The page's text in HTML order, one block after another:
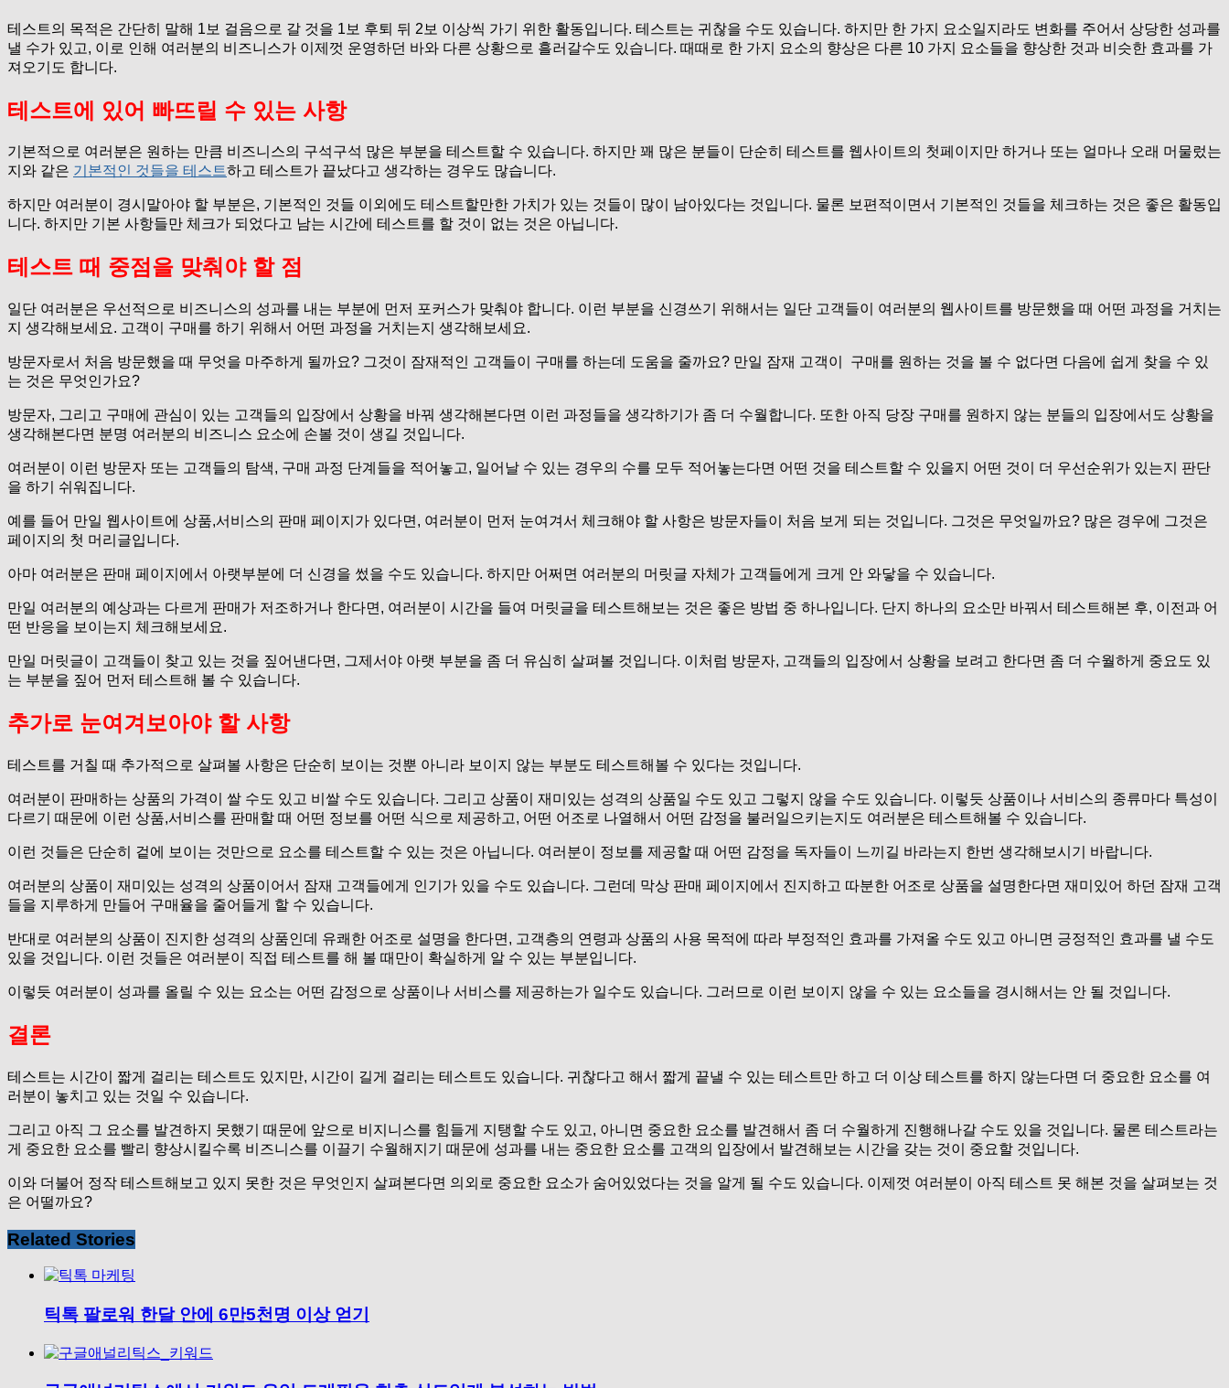
테스트의 목적은 간단히 말해 1보 걸음으로 갈 것을 1보 후퇴 뒤 2보 이상씩 가기 위한 활동입니다. 테스트는 귀찮을 수도 있습니다. 하지만 한 가지 요소일지라도 변화를 주어서 상당한 성과를
낼 수가 있고, 이로 인해 여러분의 비즈니스가 이제껏 운영하던 바와 다른 상황으로 흘러갈수도 있습니다. 때때로 한 가지 요소의 향상은 다른 10 가지 요소들을 향상한 것과 비슷한 효과를 가
져오기도 합니다.
테스트에 있어 빠뜨릴 수 있는 사항
기본적으로 여러분은 원하는 만큼 비즈니스의 구석구석 많은 부분을 테스트할 수 있습니다. 하지만 꽤 많은 분들이 단순히 테스트를 웹사이트의 첫페이지만 하거나 또는 얼마나 오래 머물렀는
지와 같은 기본적인 것들을 테스트하고 테스트가 끝났다고 생각하는 경우도 많습니다.
하지만 여러분이 경시말아야 할 부분은, 기본적인 것들 이외에도 테스트할만한 가치가 있는 것들이 많이 남아있다는 것입니다. 물론 보편적이면서 기본적인 것들을 체크하는 것은 좋은 활동입
니다. 하지만 기본 사항들만 체크가 되었다고 남는 시간에 테스트를 할 것이 없는 것은 아닙니다.
테스트 때 중점을 맞춰야 할 점
일단 여러분은 우선적으로 비즈니스의 성과를 내는 부분에 먼저 포커스가 맞춰야 합니다. 이런 부분을 신경쓰기 위해서는 일단 고객들이 여러분의 웹사이트를 방문했을 때 어떤 과정을 거치는
지 생각해보세요. 고객이 구매를 하기 위해서 어떤 과정을 거치는지 생각해보세요.
방문자로서 처음 방문했을 때 무엇을 마주하게 될까요? 그것이 잠재적인 고객들이 구매를 하는데 도움을 줄까요? 만일 잠재 고객이 구매를 원하는 것을 볼 수 없다면 다음에 쉽게 찾을 수 있
는 것은 무엇인가요?
방문자, 그리고 구매에 관심이 있는 고객들의 입장에서 상황을 바꿔 생각해본다면 이런 과정들을 생각하기가 좀 더 수월합니다. 또한 아직 당장 구매를 원하지 않는 분들의 입장에서도 상황을
생각해본다면 분명 여러분의 비즈니스 요소에 손볼 것이 생길 것입니다.
여러분이 이런 방문자 또는 고객들의 탐색, 구매 과정 단계들을 적어놓고, 일어날 수 있는 경우의 수를 모두 적어놓는다면 어떤 것을 테스트할 수 있을지 어떤 것이 더 우선순위가 있는지 판단
을 하기 쉬워집니다.
예를 들어 만일 웹사이트에 상품,서비스의 판매 페이지가 있다면, 여러분이 먼저 눈여겨서 체크해야 할 사항은 방문자들이 처음 보게 되는 것입니다. 그것은 무엇일까요? 많은 경우에 그것은
페이지의 첫 머리글입니다.
아마 여러분은 판매 페이지에서 아랫부분에 더 신경을 썼을 수도 있습니다. 하지만 어쩌면 여러분의 머릿글 자체가 고객들에게 크게 안 와닿을 수 있습니다.
만일 여러분의 예상과는 다르게 판매가 저조하거나 한다면, 여러분이 시간을 들여 머릿글을 테스트해보는 것은 좋은 방법 중 하나입니다. 단지 하나의 요소만 바꿔서 테스트해본 후, 이전과 어
떤 반응을 보이는지 체크해보세요.
만일 머릿글이 고객들이 찾고 있는 것을 짚어낸다면, 그제서야 아랫 부분을 좀 더 유심히 살펴볼 것입니다. 이처럼 방문자, 고객들의 입장에서 상황을 보려고 한다면 좀 더 수월하게 중요도 있
는 부분을 짚어 먼저 테스트해 볼 수 있습니다.
추가로 눈여겨보아야 할 사항
테스트를 거칠 때 추가적으로 살펴볼 사항은 단순히 보이는 것뿐 아니라 보이지 않는 부분도 테스트해볼 수 있다는 것입니다.
여러분이 판매하는 상품의 가격이 쌀 수도 있고 비쌀 수도 있습니다. 그리고 상품이 재미있는 성격의 상품일 수도 있고 그렇지 않을 수도 있습니다. 이렇듯 상품이나 서비스의 종류마다 특성이
다르기 때문에 이런 상품,서비스를 판매할 때 어떤 정보를 어떤 식으로 제공하고, 어떤 어조로 나열해서 어떤 감정을 불러일으키는지도 여러분은 테스트해볼 수 있습니다.
이런 것들은 단순히 겉에 보이는 것만으로 요소를 테스트할 수 있는 것은 아닙니다. 여러분이 정보를 제공할 때 어떤 감정을 독자들이 느끼길 바라는지 한번 생각해보시기 바랍니다.
여러분의 상품이 재미있는 성격의 상품이어서 잠재 고객들에게 인기가 있을 수도 있습니다. 그런데 막상 판매 페이지에서 진지하고 따분한 어조로 상품을 설명한다면 재미있어 하던 잠재 고객
들을 지루하게 만들어 구매율을 줄어들게 할 수 있습니다.
반대로 여러분의 상품이 진지한 성격의 상품인데 유쾌한 어조로 설명을 한다면, 고객층의 연령과 상품의 사용 목적에 따라 부정적인 효과를 가져올 수도 있고 아니면 긍정적인 효과를 낼 수도
있을 것입니다. 이런 것들은 여러분이 직접 테스트를 해 볼 때만이 확실하게 알 수 있는 부분입니다.
이렇듯 여러분이 성과를 올릴 수 있는 요소는 어떤 감정으로 상품이나 서비스를 제공하는가 일수도 있습니다. 그러므로 이런 보이지 않을 수 있는 요소들을 경시해서는 안 될 것입니다.
결론
테스트는 시간이 짧게 걸리는 테스트도 있지만, 시간이 길게 걸리는 테스트도 있습니다. 귀찮다고 해서 짧게 끝낼 수 있는 테스트만 하고 더 이상 테스트를 하지 않는다면 더 중요한 요소를 여
러분이 놓치고 있는 것일 수 있습니다.
그리고 아직 그 요소를 발견하지 못했기 때문에 앞으로 비지니스를 힘들게 지탱할 수도 있고, 아니면 중요한 요소를 발견해서 좀 더 수월하게 진행해나갈 수도 있을 것입니다. 물론 테스트라는
게 중요한 요소를 빨리 향상시킬수록 비즈니스를 이끌기 수월해지기 때문에 성과를 내는 중요한 요소를 고객의 입장에서 발견해보는 시간을 갖는 것이 중요할 것입니다.
이와 더불어 정작 테스트해보고 있지 못한 것은 무엇인지 살펴본다면 의외로 중요한 요소가 숨어있었다는 것을 알게 될 수도 있습니다. 이제껏 여러분이 아직 테스트 못 해본 것을 살펴보는 것
은 어떨까요?
Related Stories
틱톡 팔로워 한달 안에 6만5천명 이상 얻기